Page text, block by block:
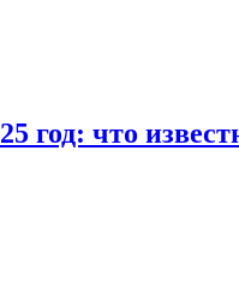
год: что